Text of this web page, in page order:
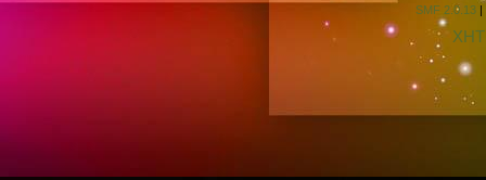
SMF 2.0.13